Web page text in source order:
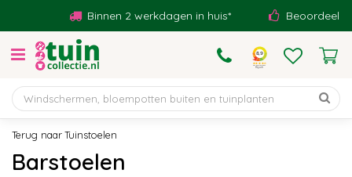
Tuinstoelen
Binnen 2 werkdagen in huis* Beoordeeld
Barstoelen